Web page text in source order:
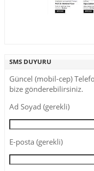
SMS DUYURU
Güncel (mobil-cep)
bize gönderebilirsiniz.
Ad Soyad (gerekli)
E-posta (gerekli)